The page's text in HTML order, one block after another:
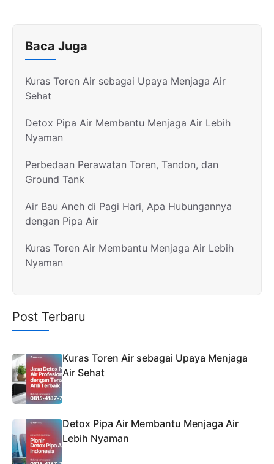
Baca Juga
Kuras Toren Air sebagai Upaya Menjaga Air
Sehat
Detox Pipa Air Membantu Menjaga Air Lebih
Nyaman
Perbedaan Perawatan Toren, Tandon, dan
Ground Tank
Air Bau Aneh di Pagi Hari, Apa Hubungannya
dengan Pipa Air
Kuras Toren Air Membantu Menjaga Air Lebih
Nyaman
Post Terbaru
Kuras Toren Air sebagai Upaya Menjaga
Air Sehat
Detox Pipa Air Membantu Menjaga Air
Lebih Nyaman